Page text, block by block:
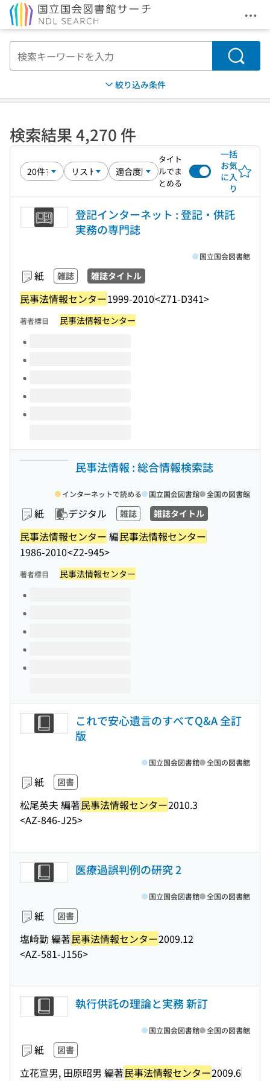
メ
検索
絞り込み条件
検索結果 4,270 件
タイト
ルでま
とめる
一括
お気
に入
り
登記インターネット : 登記・供託
実務の専門誌
紙 雑誌 雑誌タイトル
民事法情報センター1999-2010<Z71-D341>
国立国会図書館
著者標目 民事法情報センター
このタイトルの巻号
民事法情報 : 総合情報検索誌
紙 デジタル 雑誌 雑誌タイトル
民事法情報センター 編民事法情報センター
1986-2010<Z2-945>
インターネットで読める 国立国会図書館 全国の図書館
著者標目 民事法情報センター
このタイトルの巻号
これで安心遺言のすべてQ&A 全訂
版
紙 図書
松尾英夫 編著民事法情報センター2010.3
<AZ-846-J25>
国立国会図書館 全国の図書館
医療過誤判例の研究 2
紙 図書
塩崎勤 編著民事法情報センター2009.12
<AZ-581-J156>
国立国会図書館 全国の図書館
執行供託の理論と実務 新訂
紙 図書
立花宣男, 田原昭男 編著民事法情報センター2009.6
国立国会図書館 全国の図書館